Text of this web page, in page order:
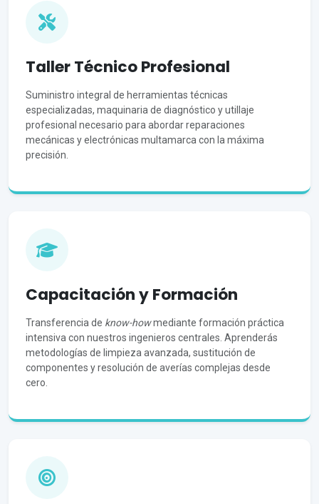
Taller Técnico Profesional
Suministro integral de herramientas técnicas
especializadas, maquinaria de diagnóstico y utillaje
profesional necesario para abordar reparaciones
mecánicas y electrónicas multamarca con la máxima
precisión.
Capacitación y Formación
Transferencia de know-howmediante formación práctica
intensiva con nuestros ingenieros centrales. Aprenderás
metodologías de limpieza avanzada, sustitución de
componentes y resolución de averías complejas desde
cero.